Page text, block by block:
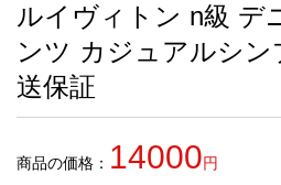
お
す
す
め
商
ルイヴィトン n級 デ
ンツ カジュアルシ
送保証
商品の価格： 14000円